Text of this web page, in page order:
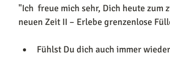
"Ich  freue mich sehr, Dich heute zum
neuen Zeit II – Erlebe grenzenlose
Fühlst Du dich auch immer wieder